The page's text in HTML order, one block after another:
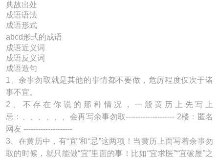
典故出处
成语语法
成语形式
abcd形式的成语
成语近义词
成语反义词
成语造句
1、余事勿取就是其他的事情都不要做，危厉程度仅次于诸
事不宜。
2、不存在你说的那种情况，一般黄历上先写上
忌：、、、、、、会再写余事勿取-------------------- 2楼：匿名
网友 --------------------
3、在黄历中，有“宜”和“忌”这两项！当黄历上面写着余事勿
取的时候，就只能做“宜”里面的事！比如“宜求医”“宜破屋”之